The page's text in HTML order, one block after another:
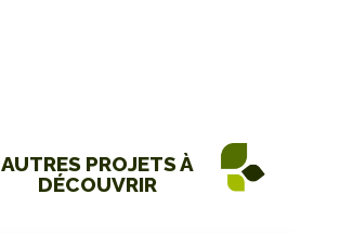
AUTRES PROJETS À
DÉCOUVRIR